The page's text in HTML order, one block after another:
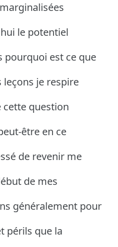
le potentiel
pourquoi est ce que
leçons je respire
cette question
être en ce
de revenir me
de mes
généralement pour
périls que la